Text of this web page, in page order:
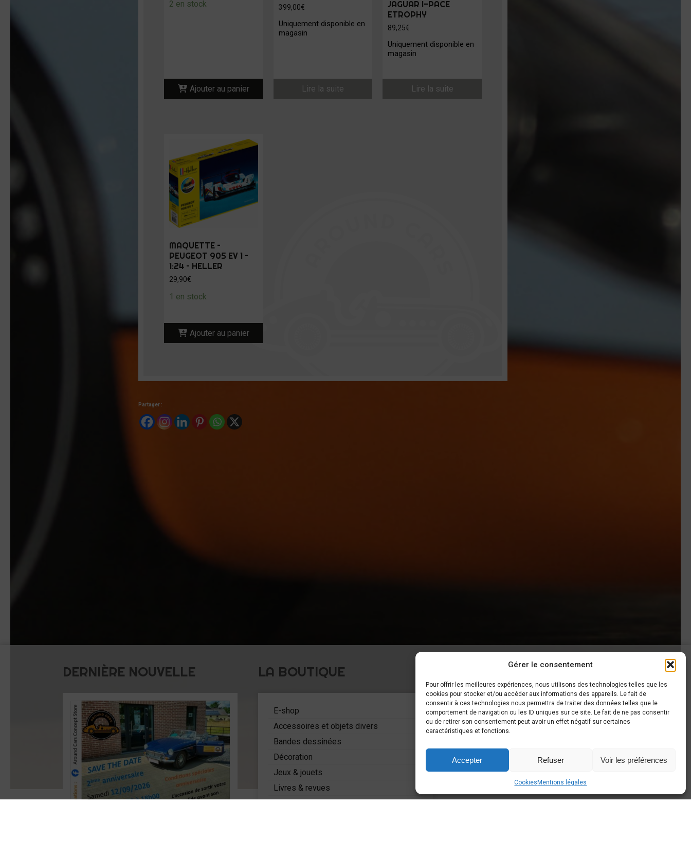
Gérer le consentement
Pour offrir les meilleures expériences, nous utilisons des technologies telles que les
cookies pour stocker et/ou accéder aux informations des appareils. Le fait de
consentir à ces technologies nous permettra de traiter des données telles que le
comportement de navigation ou les ID uniques sur ce site. Le fait de ne pas consentir
ou de retirer son consentement peut avoir un effet négatif sur certaines
caractéristiques et fonctions.
Accepter Refuser Voir les préférences
Cookies Mentions légales
2 en stock
Ajouter au panier
399,00€
Uniquement disponible en
magasin
Lire la suite
JAGUAR I-PACE
ETROPHY
89,25€
Uniquement disponible en
magasin
Lire la suite
MAQUETTE –
PEUGEOT 905 EV 1 –
1:24 – HELLER
29,90€
1 en stock
Ajouter au panier
Partager :
DERNIÈRE NOUVELLE LA BOUTIQUE
E-shop
Accessoires et objets divers
Bandes dessinées
Décoration
Jeux & jouets
Livres & revues
AROUND CARS
Chaussée de Gembloux, 63
5140 Sombreffe
+32 497 44 26 80